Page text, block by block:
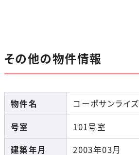
その他の物件情報
物件名
コーポサンライズ
号室
101号室
建築年月
2003年03月